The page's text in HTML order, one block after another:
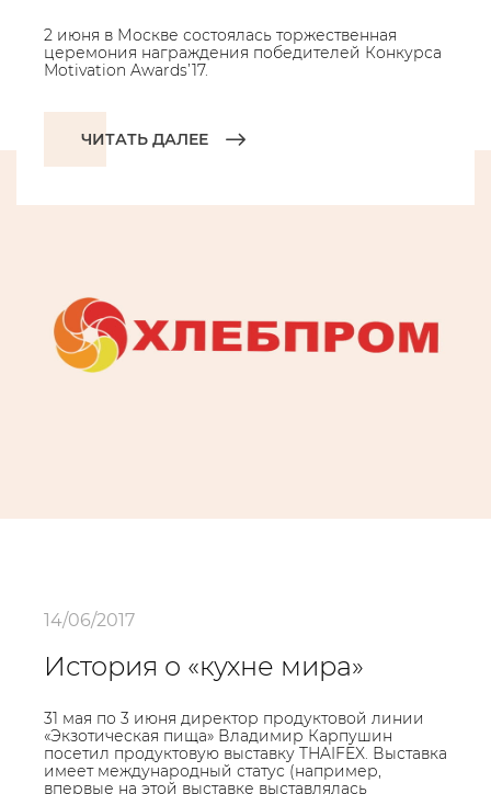
2 июня в Москве состоялась торжественная
церемония награждения победителей Конкурса
Motivation Awards’17.
ЧИТАТЬ ДАЛЕЕ
14/06/2017
История о «кухне мира»
31 мая по 3 июня директор продуктовой линии
«Экзотическая пища» Владимир Карпушин
посетил продуктовую выставку THAIFEX. Выставка
имеет международный статус (например,
впервые на этой выставке выставлялась